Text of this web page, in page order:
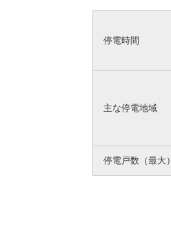
停電時間
主な停電地域
停電戸数（最大）